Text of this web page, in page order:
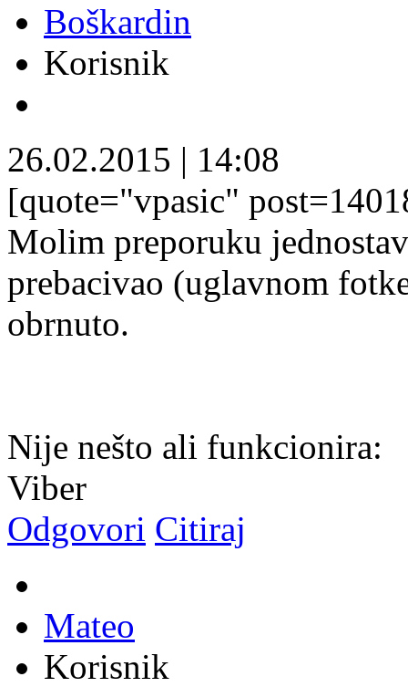
Boškardin
Korisnik
26.02.2015 | 14:08
[quote="vpasic"
Molim preporuku
prebacivao (uglavnom
obrnuto.
Nije nešto ali funkcionira:
Viber
Odgovori Citiraj
Mateo
Korisnik